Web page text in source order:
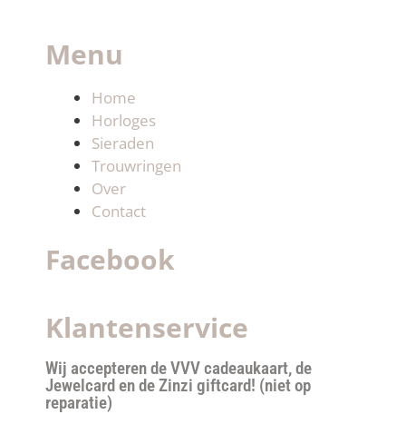
Menu
Home
Horloges
Sieraden
Trouwringen
Over
Contact
Facebook
Klantenservice
Wij accepteren de VVV cadeaukaart, de
Jewelcard en de Zinzi giftcard! (niet op
reparatie)